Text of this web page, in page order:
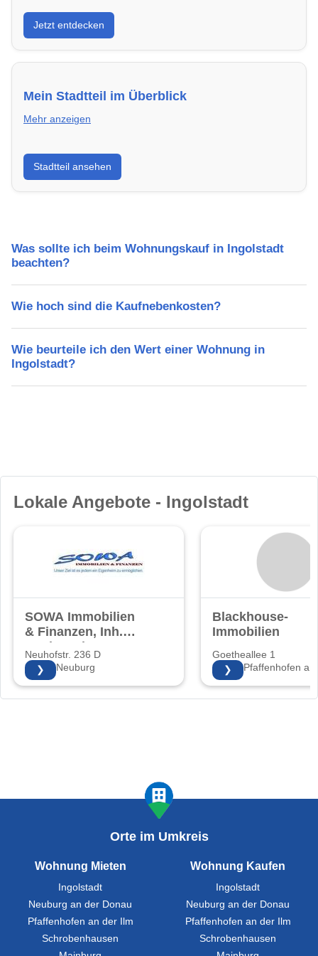
Entdecke Neubauprojekte in Ingolstadt – modern,
energieeffizient und sofort bezugsfertig.
Jetzt entdecken
Mein Stadtteil im Überblick
Mehr anzeigen
Erfahre mehr über deinen Stadtteil in Ingolstadt:
Lebensqualität, Verkehrsanbindung, Schulen,
Freizeitmöglichkeiten und Mietpreise.
Stadtteil ansehen
Was sollte ich beim Wohnungskauf in Ingolstadt
beachten?
Wie hoch sind die Kaufnebenkosten?
Wie beurteile ich den Wert einer Wohnung in
Ingolstadt?
Lokale Angebote - Ingolstadt
SOWA Immobilien
& Finanzen, Inh.
Sonja Walter
Neuhofstr. 236 D
86633 Neuburg
❯
Blackhouse-
Immobilien
Goetheallee 1
85276 Pfaffenhofen an
❯
Orte im Umkreis
Wohnung Mieten
Ingolstadt
Neuburg an der Donau
Pfaffenhofen an der Ilm
Schrobenhausen
Wohnung Kaufen
Ingolstadt
Neuburg an der Donau
Pfaffenhofen an der Ilm
Schrobenhausen